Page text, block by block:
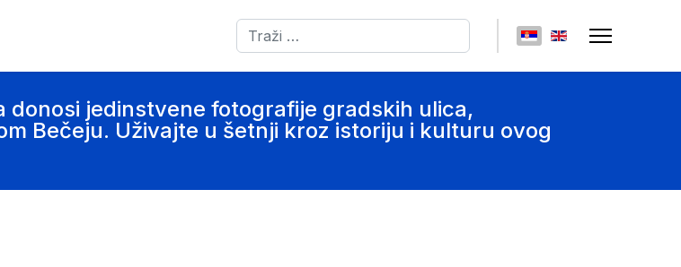
Pretraži Izaberite vaš jezik
jedinstvene fotografije gradskih ulica,
Bečeju. Uživajte u šetnji kroz istoriju i kulturu ovog